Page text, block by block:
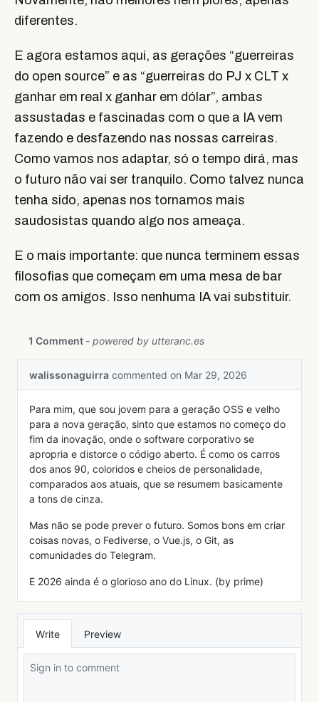
diferentes.
E agora estamos aqui, as gerações “guerreiras
do open source” e as “guerreiras do PJ x CLT x
ganhar em real x ganhar em dólar”, ambas
assustadas e fascinadas com o que a IA vem
fazendo e desfazendo nas nossas carreiras.
Como vamos nos adaptar, só o tempo dirá, mas
o futuro não vai ser tranquilo. Como talvez nunca
tenha sido, apenas nos tornamos mais
saudosistas quando algo nos ameaça.
E o mais importante: que nunca terminem essas
filosofias que começam em uma mesa de bar
com os amigos. Isso nenhuma IA vai substituir.